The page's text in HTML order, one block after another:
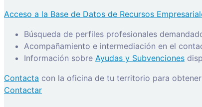
Acceso a la Base de Datos de Recursos
Búsqueda de perfiles profesionales
Acompañamiento e intermediación en el
Información sobre Ayudas y Subvenciones
Contacta con la oficina de tu territorio para
Contactar